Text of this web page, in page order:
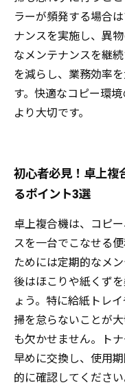
ラーが頻発する場合
ナンスを実施し、異
なメンテナンスを継
を減らし、業務効率
す。快適なコピー環
より大切です。
初心者必見！卓上複
るポイント3選
卓上複合機は、コピ
スを一台でこなせる
ためには定期的なメ
後はほこりや紙くず
ょう。特に給紙トレ
掃を怠らないことが
も欠かせません。ト
早めに交換し、使用
的に確認してくださ